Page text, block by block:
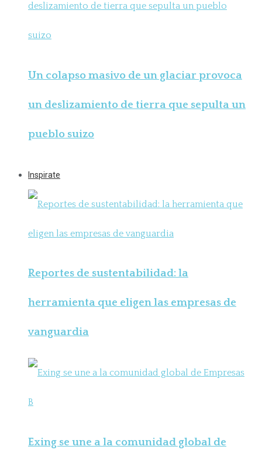
Un colapso masivo de un glaciar provoca
un deslizamiento de tierra que sepulta un
pueblo suizo
Inspirate
Reportes de sustentabilidad: la
herramienta que eligen las empresas de
vanguardia
Exing se une a la comunidad global de